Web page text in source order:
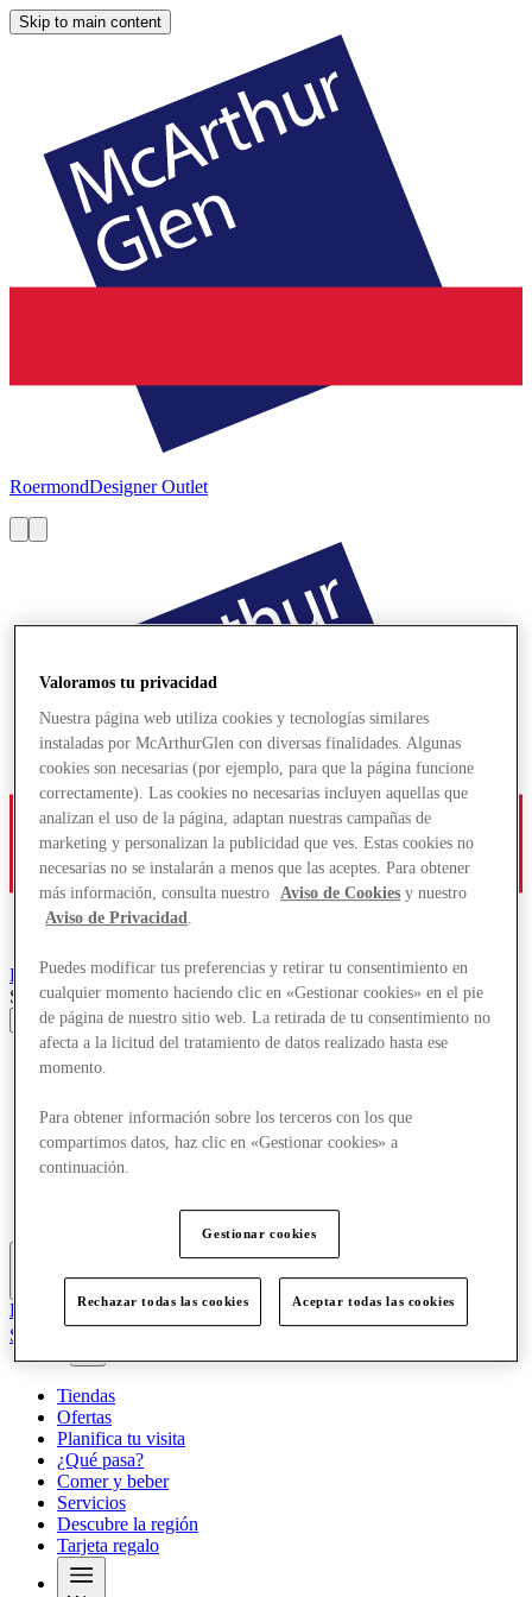
Skip to main content
RoermondDesigner Outlet
Roermond Designer Outlet
Search input
Tiendas
¿Qué pasa?
Comer y beber
Servicios
El Club
Salvado
Tiendas
Ofertas
Planifica tu visita
¿Qué pasa?
Comer y beber
Servicios
Descubre la región
Tarjeta regalo
Valoramos tu privacidad
Nuestra página web utiliza cookies y tecnologías similares
instaladas por McArthurGlen con diversas finalidades. Algunas
cookies son necesarias (por ejemplo, para que la página funcione
correctamente). Las cookies no necesarias incluyen aquellas que
analizan el uso de la página, adaptan nuestras campañas de
marketing y personalizan la publicidad que ves. Estas cookies no
necesarias no se instalarán a menos que las aceptes. Para obtener
más información, consulta nuestro
Aviso de Cookies y nuestro
Aviso de Privacidad
Puedes modificar tus preferencias y retirar tu consentimiento en
cualquier momento haciendo clic en «Gestionar cookies» en el pie
de página de nuestro sitio web. La retirada de tu consentimiento no
afecta a la licitud del tratamiento de datos realizado hasta ese
momento.
Para obtener información sobre los terceros con los que
compartimos datos, haz clic en «Gestionar cookies» a
continuación.
Gestionar cookies
Rechazar todas las cookies Aceptar todas las cookies